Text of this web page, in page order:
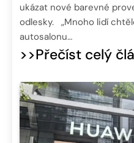
ukázat nové barevné
odlesky. „Mnoho lidí
autosalonu…
>>Přečíst celý